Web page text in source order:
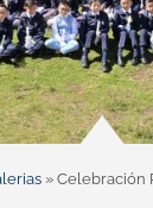
» Celebración